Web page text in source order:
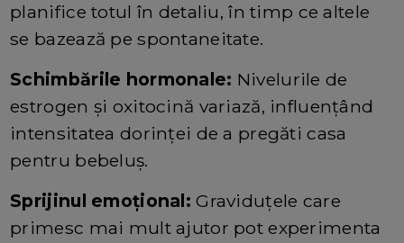
planifice totul în detaliu, în timp ce altele
se bazează pe spontaneitate.
Schimbările hormonale: Nivelurile de
estrogen și oxitocină variază, influențând
intensitatea dorinței de a pregăti casa
pentru bebeluș.
Sprijinul emoțional: Graviduțele care
primesc mai mult ajutor pot experimenta